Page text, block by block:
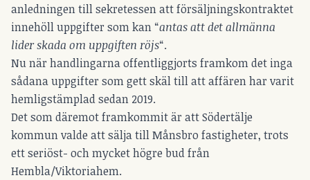
anledningen till sekretessen att försäljningskontraktet
innehöll uppgifter som kan “antas att det allmänna
lider skada om uppgiften röjs“.
Nu när handlingarna offentliggjorts framkom det inga
sådana uppgifter som gett skäl till att affären har varit
hemligstämplad sedan 2019.
Det som däremot framkommit är att Södertälje
kommun valde att sälja till Månsbro fastigheter, trots
ett seriöst- och mycket högre bud från
Hembla/Viktoriahem.